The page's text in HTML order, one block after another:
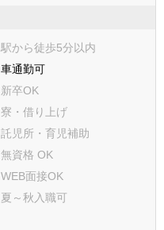
松原市
和泉市
柏原市
門真市
高石市
東大阪市
四條畷市
大阪狭山市
駅から徒歩5分以内
車通勤可
新卒OK
寮・借り上げ
託児所・育児補助
無資格 OK
WEB面接OK
夏～秋入職可